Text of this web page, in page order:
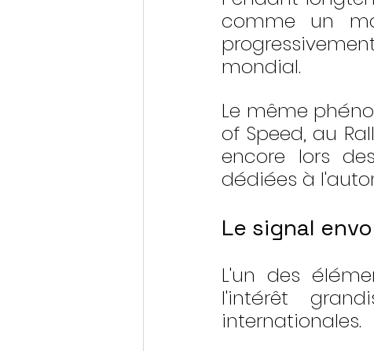
comme un
mondial.
Le même
of Speed, au
encore lors
dédiées à
Le signal
L'un des
l'intérêt
internationales.